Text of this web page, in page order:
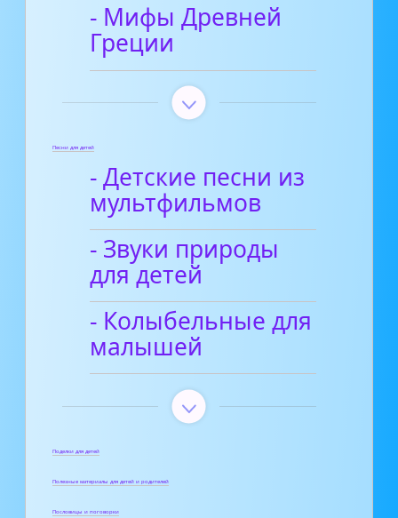
- Мифы Древней
Греции
Песни для детей
- Детские песни из
мультфильмов
- Звуки природы
для детей
- Колыбельные для
малышей
Поделки для детей
Полезные материалы для детей и родителей
Пословицы и поговорки